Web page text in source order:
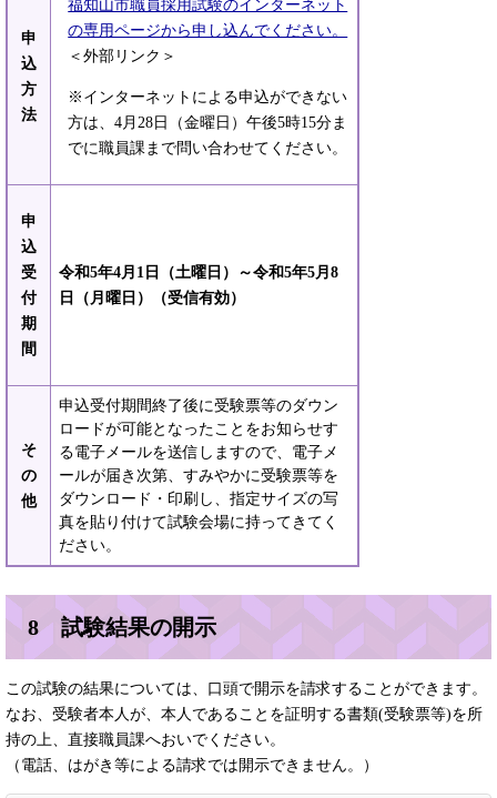
申
込
方
法
福知山市職員採用試験のインターネット
の専用ページから申し込んでください。
＜外部リンク＞
※インターネットによる申込ができない
方は、4月28日（金曜日）午後5時15分ま
でに職員課まで問い合わせてください。
申
込
受
付
期
間
令和5年4月1日（土曜日）～令和5年5月8
日（月曜日）（受信有効）
そ
の
他
申込受付期間終了後に受験票等のダウン
ロードが可能となったことをお知らせす
る電子メールを送信しますので、電子メ
ールが届き次第、すみやかに受験票等を
ダウンロード・印刷し、指定サイズの写
真を貼り付けて試験会場に持ってきてく
ださい。
8 試験結果の開示
この試験の結果については、口頭で開示を請求することができます。
なお、受験者本人が、本人であることを証明する書類(受験票等)を所
持の上、直接職員課へおいでください。
（電話、はがき等による請求では開示できません。）